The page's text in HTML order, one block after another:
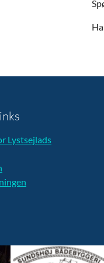
Lystsejlads